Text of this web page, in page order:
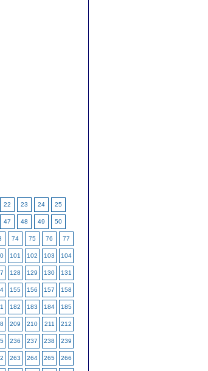
22 23 24 25
47 48 49 50
74 75 76 77
101 102 103 104
128 129 130 131
155 156 157 158
182 183 184 185
209 210 211 212
236 237 238 239
263 264 265 266